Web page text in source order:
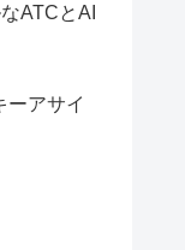
ATCとAI
ーアサイ